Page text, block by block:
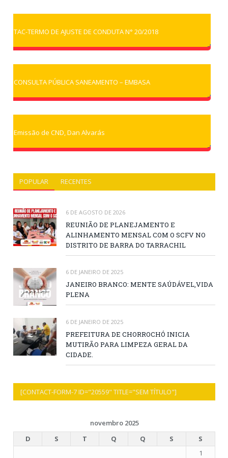
TAC-TERMO DE AJUSTE DE CONDUTA N° 20/2018
CONSULTA PÚBLICA SANEAMENTO – EMBASA
Emissão de CND, Dan Alvarás
POPULAR RECENTES
6 DE AGOSTO DE 2026
REUNIÃO DE PLANEJAMENTO E
ALINHAMENTO MENSAL COM O SCFV NO
DISTRITO DE BARRA DO TARRACHIL
6 DE JANEIRO DE 2025
JANEIRO BRANCO: MENTE SAÚDÁVEL,VIDA
PLENA
6 DE JANEIRO DE 2025
PREFEITURA DE CHORROCHÓ INICIA
MUTIRÃO PARA LIMPEZA GERAL DA
CIDADE.
[CONTACT-FORM-7 ID="20559" TITLE="SEM TÍTULO"]
novembro 2025
D
S T Q Q S
S
1